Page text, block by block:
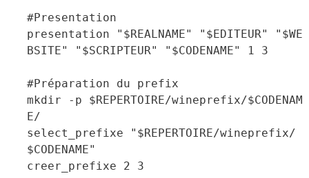
#Presentation
presentation "$REALNAME" "$EDITEUR" "$WE
BSITE" "$SCRIPTEUR" "$CODENAME" 1 3
#Préparation du prefix
mkdir -p $REPERTOIRE/wineprefix/$CODENAM
E/
select_prefixe "$REPERTOIRE/wineprefix/
$CODENAME"
creer_prefixe 2 3